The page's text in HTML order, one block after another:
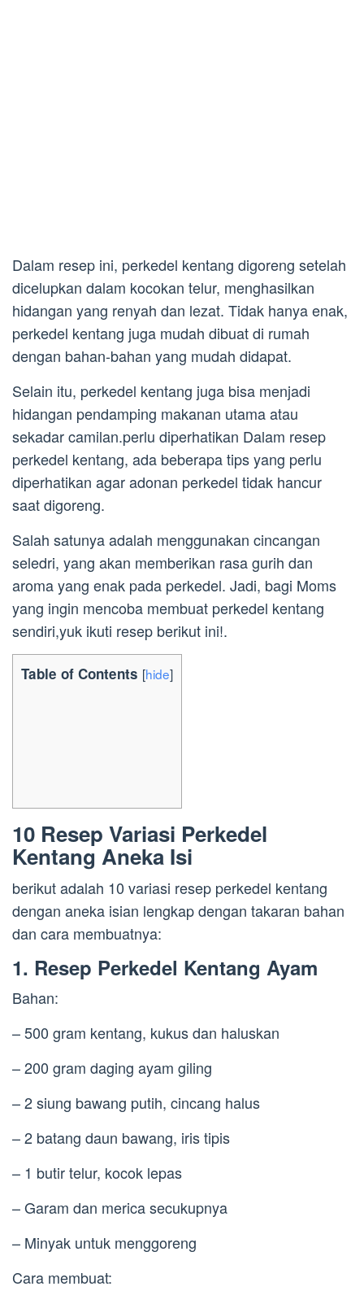
Dalam resep ini, perkedel kentang digoreng setelah
dicelupkan dalam kocokan telur, menghasilkan
hidangan yang renyah dan lezat. Tidak hanya enak,
perkedel kentang juga mudah dibuat di rumah
dengan bahan-bahan yang mudah didapat.
Selain itu, perkedel kentang juga bisa menjadi
hidangan pendamping makanan utama atau
sekadar camilan.perlu diperhatikan Dalam resep
perkedel kentang, ada beberapa tips yang perlu
diperhatikan agar adonan perkedel tidak hancur
saat digoreng.
Salah satunya adalah menggunakan cincangan
seledri, yang akan memberikan rasa gurih dan
aroma yang enak pada perkedel. Jadi, bagi Moms
yang ingin mencoba membuat perkedel kentang
sendiri,yuk ikuti resep berikut ini!.
Table of Contents [hide]
10 Resep Variasi Perkedel
Kentang Aneka Isi
berikut adalah 10 variasi resep perkedel kentang
dengan aneka isian lengkap dengan takaran bahan
dan cara membuatnya:
1. Resep Perkedel Kentang Ayam
Bahan:
– 500 gram kentang, kukus dan haluskan
– 200 gram daging ayam giling
– 2 siung bawang putih, cincang halus
– 2 batang daun bawang, iris tipis
– 1 butir telur, kocok lepas
– Garam dan merica secukupnya
– Minyak untuk menggoreng
Cara membuat: